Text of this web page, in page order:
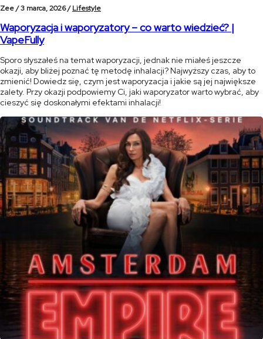
Zee /3 marca, 2026 /Lifestyle
Waporyzacja i waporyzatory – co warto wiedzieć? |
VapeFully
Sporo słyszałeś na temat waporyzacji, jednak nie miałeś jeszcze
okazji, aby bliżej poznać tę metodę inhalacji? Najwyższy czas, aby to
zmienić! Dowiedz się, czym jest waporyzacja i jakie są jej największe
zalety. Przy okazji podpowiemy Ci, jaki waporyzator warto wybrać, aby
cieszyć się doskonałymi efektami inhalacji!